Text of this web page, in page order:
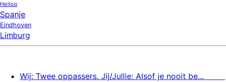
Heiloo
Spanje
Eindhoven
Limburg
Wij: Twee oppassers. Jij/Jullie: Alsof je nooit be...